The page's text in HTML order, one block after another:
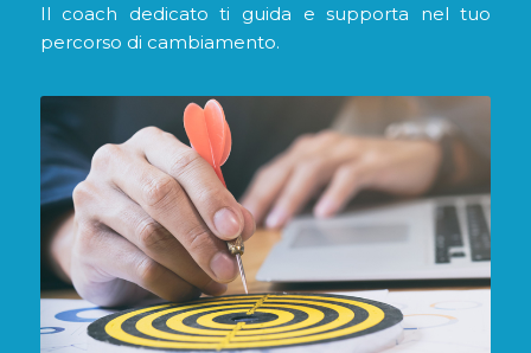
Il coach dedicato ti guida e supporta nel tuo
percorso di cambiamento.